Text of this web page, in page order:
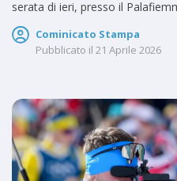
serata di ieri, presso il
Cominicato Stampa
Pubblicato il 21 Aprile 2026